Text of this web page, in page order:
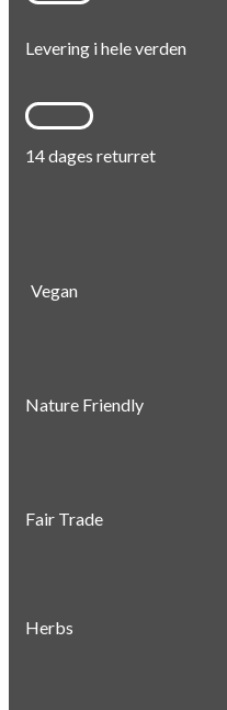
Levering i hele verden
14 dages returret
Vegan
Nature Friendly
Fair Trade
Herbs